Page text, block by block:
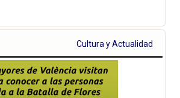
Cultura y Actualidad